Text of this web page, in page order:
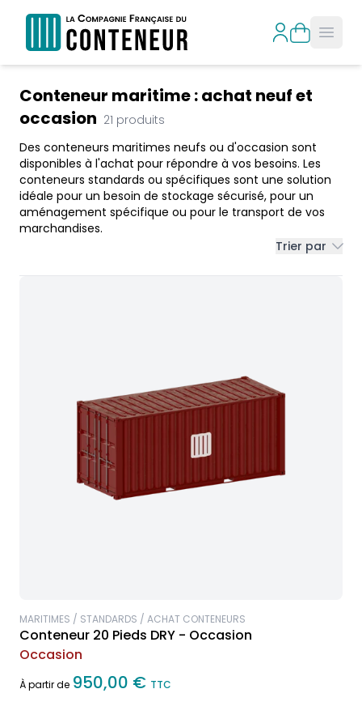
Products
Conteneur maritime : achat neuf et
occasion 21 produits
Des conteneurs maritimes neufs ou d'occasion sont
disponibles à l'achat pour répondre à vos besoins. Les
conteneurs standards ou spécifiques sont une solution
idéale pour un besoin de stockage sécurisé, pour un
aménagement spécifique ou pour le transport de vos
marchandises.
Trier par
MARITIMES / STANDARDS / ACHAT CONTENEURS
Conteneur 20 Pieds DRY - Occasion
Occasion
À partir de 950,00 € TTC